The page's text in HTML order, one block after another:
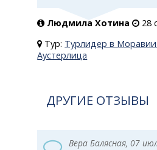
Людмила Хотина
28
Тур: Турлидер в Моравии
Аустерлица
ДРУГИЕ ОТЗЫВЫ
Вера Балясная, 07